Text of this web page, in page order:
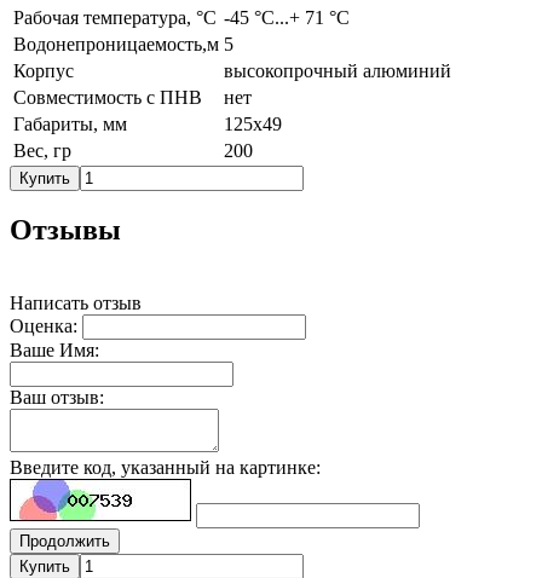
Рабочая температура, °С -45 °C...+ 71 °С
Водонепроницаемость,м 5
Корпус
высокопрочный алюминий
Совместимость с ПНВ
нет
Габариты, мм
125х49
Вес, гр
200
Купить
Отзывы
Написать отзыв
Оценка:
Ваше Имя:
Ваш отзыв:
Введите код, указанный на картинке:
Продолжить
Купить